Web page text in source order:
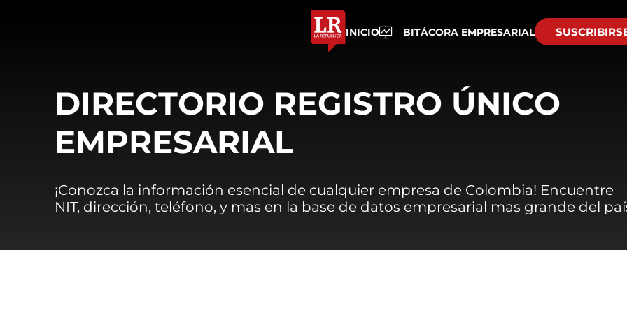
INICIO BITÁCORA EMPRESARIAL
DIRECTORIO REGISTRO ÚNICO
EMPRESARIAL
¡Conozca la información esencial de cualquier empresa de Colombia! Encuentre
NIT, dirección, teléfono, y mas en la base de datos empresarial mas grande del